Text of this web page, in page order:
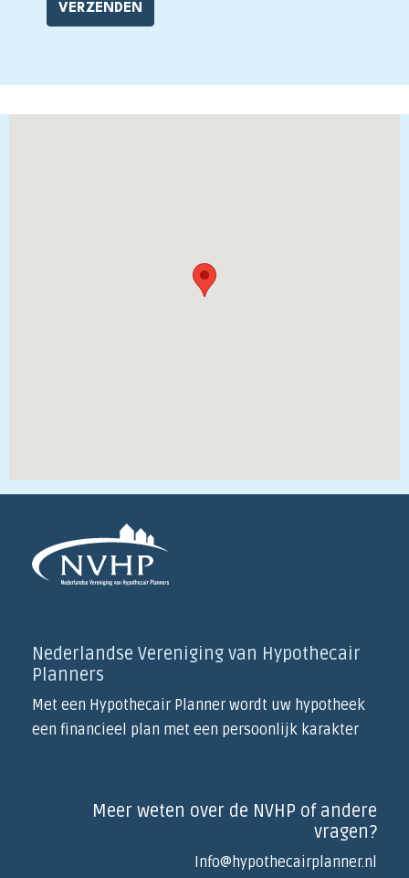
Nederlandse Vereniging van Hypothecair
Planners
Met een Hypothecair Planner wordt uw hypotheek
een financieel plan met een persoonlijk karakter
Meer weten over de NVHP of andere
vragen?
Info@hypothecairplanner.nl